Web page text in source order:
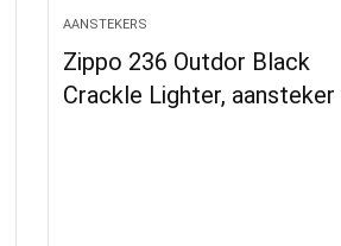
AANSTEKERS
Zippo 236 Outdor Black
Crackle Lighter, aansteker